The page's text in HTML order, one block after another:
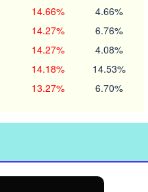
14.66% 4.66%
14.27% 6.76%
14.27% 4.08%
14.18% 14.53%
13.27% 6.70%